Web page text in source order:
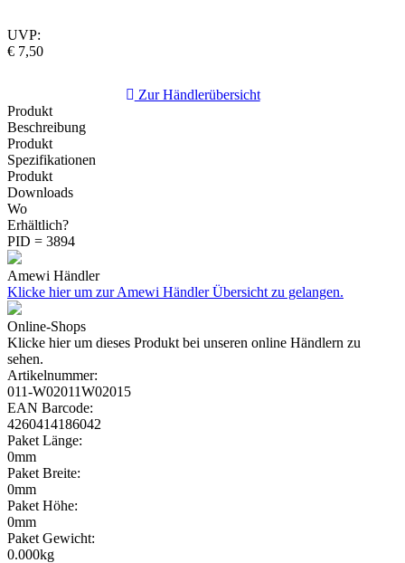
UVP:
€ 7,50
Zur Händlerübersicht
Produkt
Beschreibung
Produkt
Spezifikationen
Produkt
Downloads
Wo
Erhältlich?
PID = 3894
Amewi Händler
Klicke hier um zur Amewi Händler Übersicht zu gelangen.
Online-Shops
Klicke hier um dieses Produkt bei unseren online Händlern zu
sehen.
Artikelnummer:
011-W02011W02015
EAN Barcode:
4260414186042
Paket Länge:
0mm
Paket Breite:
0mm
Paket Höhe:
0mm
Paket Gewicht:
0.000kg